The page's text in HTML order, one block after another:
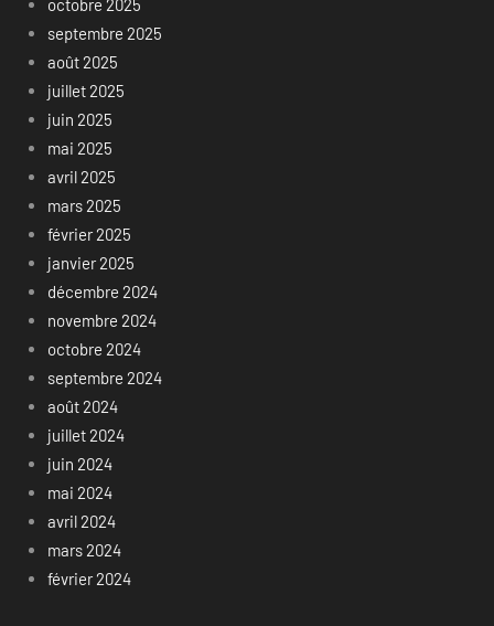
octobre 2025
septembre 2025
août 2025
juillet 2025
juin 2025
mai 2025
avril 2025
mars 2025
février 2025
janvier 2025
décembre 2024
novembre 2024
octobre 2024
septembre 2024
août 2024
juillet 2024
juin 2024
mai 2024
avril 2024
mars 2024
février 2024